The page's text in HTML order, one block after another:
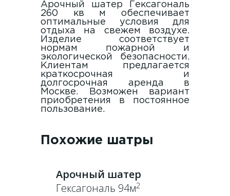
Арочный шатер Гексагональ
260 кв м обеспечивает
оптимальные условия для
отдыха на свежем воздухе.
Изделие соответствует
нормам пожарной и
экологической безопасности.
Клиентам предлагается
краткосрочная и
долгосрочная аренда в
Москве. Возможен вариант
приобретения в постоянное
пользование.
Похожие шатры
Арочный шатер
Гексагональ 94м2